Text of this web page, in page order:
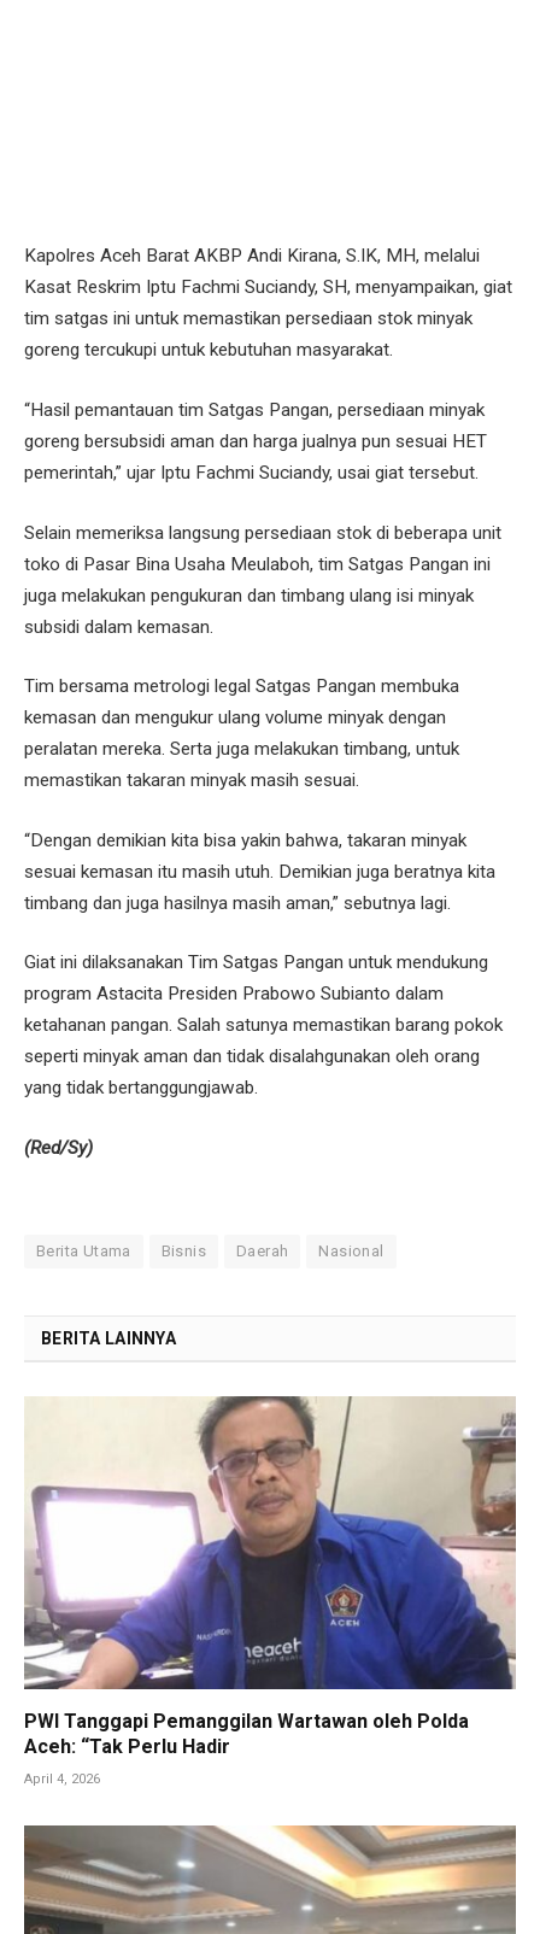
Kapolres Aceh Barat AKBP Andi Kirana, S.IK, MH, melalui
Kasat Reskrim Iptu Fachmi Suciandy, SH, menyampaikan, giat
tim satgas ini untuk memastikan persediaan stok minyak
goreng tercukupi untuk kebutuhan masyarakat.
“Hasil pemantauan tim Satgas Pangan, persediaan minyak
goreng bersubsidi aman dan harga jualnya pun sesuai HET
pemerintah,” ujar Iptu Fachmi Suciandy, usai giat tersebut.
Selain memeriksa langsung persediaan stok di beberapa unit
toko di Pasar Bina Usaha Meulaboh, tim Satgas Pangan ini
juga melakukan pengukuran dan timbang ulang isi minyak
subsidi dalam kemasan.
Tim bersama metrologi legal Satgas Pangan membuka
kemasan dan mengukur ulang volume minyak dengan
peralatan mereka. Serta juga melakukan timbang, untuk
memastikan takaran minyak masih sesuai.
“Dengan demikian kita bisa yakin bahwa, takaran minyak
sesuai kemasan itu masih utuh. Demikian juga beratnya kita
timbang dan juga hasilnya masih aman,” sebutnya lagi.
Giat ini dilaksanakan Tim Satgas Pangan untuk mendukung
program Astacita Presiden Prabowo Subianto dalam
ketahanan pangan. Salah satunya memastikan barang pokok
seperti minyak aman dan tidak disalahgunakan oleh orang
yang tidak bertanggungjawab.
(Red/Sy)
Berita Utama Bisnis Daerah Nasional
BERITA LAINNYA
PWI Tanggapi Pemanggilan Wartawan oleh Polda
Aceh: “Tak Perlu Hadir
April 4, 2026